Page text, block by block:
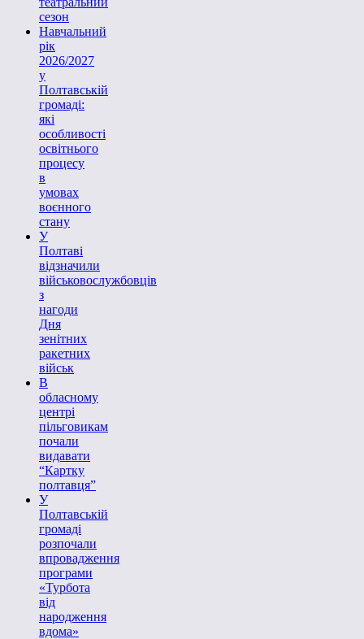
сезон
Навчальний
рік
2026/2027
у
Полтавській
громаді:
які
особливості
освітнього
процесу
в
умовах
воєнного
стану
У
Полтаві
відзначили
військовослужбовців
з
нагоди
Дня
зенітних
ракетних
військ
В
обласному
центрі
пільговикам
почали
видавати
“Картку
полтавця”
У
Полтавській
громаді
розпочали
впровадження
програми
«Турбота
від
народження
вдома»